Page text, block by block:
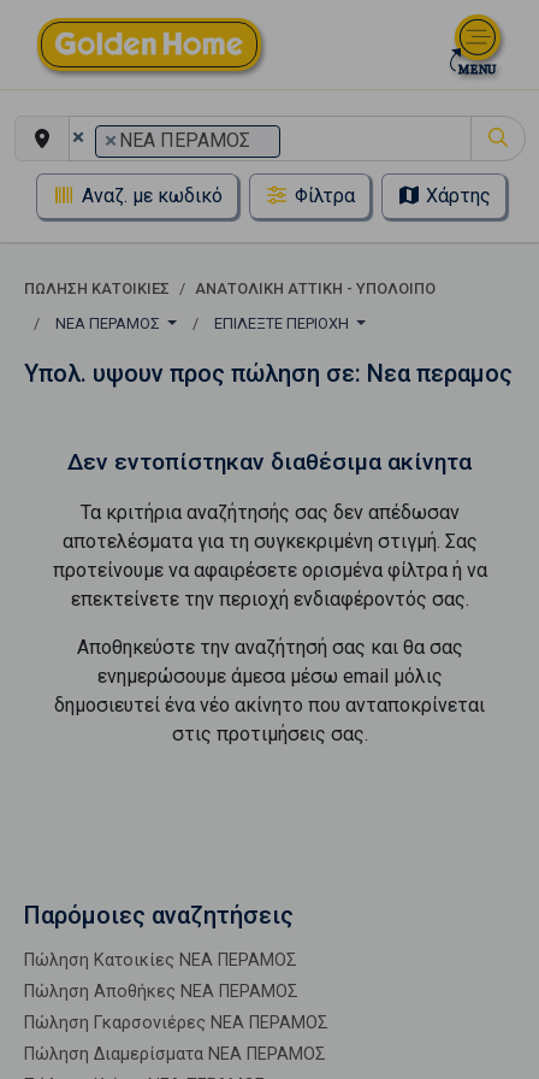
× × ΝΕΑ ΠΕΡΑΜΟΣ
Αναζ. με κωδικό Φίλτρα Χάρτης
ΠΏΛΗΣΗ ΚΑΤΟΙΚΊΕΣ
ΑΝΑΤΟΛΙΚΗ ΑΤΤΙΚΗ - ΥΠΟΛΟΙΠΟ
ΝΕΑ ΠΕΡΑΜΟΣ
ΕΠΙΛΈΞΤΕ ΠΕΡΙΟΧΉ
Υπολ. υψουν προς πώληση σε: Νεα περαμος
Δεν εντοπίστηκαν διαθέσιμα ακίνητα
Τα κριτήρια αναζήτησής σας δεν απέδωσαν
αποτελέσματα για τη συγκεκριμένη στιγμή. Σας
προτείνουμε να αφαιρέσετε ορισμένα φίλτρα ή να
επεκτείνετε την περιοχή ενδιαφέροντός σας.
Αποθηκεύστε την αναζήτησή σας και θα σας
ενημερώσουμε άμεσα μέσω email μόλις
δημοσιευτεί ένα νέο ακίνητο που ανταποκρίνεται
στις προτιμήσεις σας.
Παρόμοιες αναζητήσεις
Πώληση Κατοικίες ΝΕΑ ΠΕΡΑΜΟΣ
Πώληση Αποθήκες ΝΕΑ ΠΕΡΑΜΟΣ
Πώληση Γκαρσονιέρες ΝΕΑ ΠΕΡΑΜΟΣ
Πώληση Διαμερίσματα ΝΕΑ ΠΕΡΑΜΟΣ